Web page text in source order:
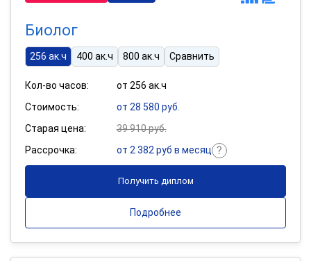
Биолог
256 ак.ч 400 ак.ч 800 ак.ч Сравнить
Кол-во часов:
от 256 ак.ч
Стоимость:
от 28 580 руб.
Старая цена:
39 910 руб.
Рассрочка:
от 2 382 руб в месяц
Получить диплом
Подробнее